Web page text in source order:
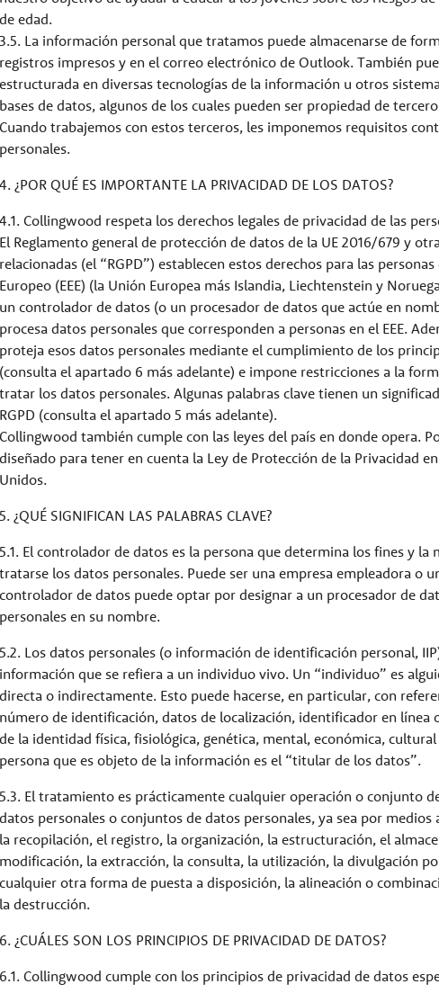
de edad.
3.5. La información personal que tratamos puede almacenarse de
registros impresos y en el correo electrónico de Outlook. También
estructurada en diversas tecnologías de la información u otros
bases de datos, algunos de los cuales pueden ser propiedad de
Cuando trabajemos con estos terceros, les imponemos requisitos
personales.
4. ¿POR QUÉ ES IMPORTANTE LA PRIVACIDAD DE LOS DATOS?
4.1. Collingwood respeta los derechos legales de privacidad de las
El Reglamento general de protección de datos de la UE 2016/679 y
relacionadas (el “RGPD”) establecen estos derechos para las
Europeo (EEE) (la Unión Europea más Islandia, Liechtenstein y
un controlador de datos (o un procesador de datos que actúe en
procesa datos personales que corresponden a personas en el EEE.
proteja esos datos personales mediante el cumplimiento de los
(consulta el apartado 6 más adelante) e impone restricciones a la
tratar los datos personales. Algunas palabras clave tienen un
RGPD (consulta el apartado 5 más adelante).
Collingwood también cumple con las leyes del país en donde opera.
diseñado para tener en cuenta la Ley de Protección de la Privacidad
Unidos.
5. ¿QUÉ SIGNIFICAN LAS PALABRAS CLAVE?
5.1. El controlador de datos es la persona que determina los fines y la
tratarse los datos personales. Puede ser una empresa empleadora o
controlador de datos puede optar por designar a un procesador de
personales en su nombre.
5.2. Los datos personales (o información de identificación personal,
información que se refiera a un individuo vivo. Un “individuo” es
directa o indirectamente. Esto puede hacerse, en particular, con
número de identificación, datos de localización, identificador en línea
de la identidad física, fisiológica, genética, mental, económica,
persona que es objeto de la información es el “titular de los datos”.
5.3. El tratamiento es prácticamente cualquier operación o conjunto
datos personales o conjuntos de datos personales, ya sea por
la recopilación, el registro, la organización, la estructuración, el
modificación, la extracción, la consulta, la utilización, la divulgación
cualquier otra forma de puesta a disposición, la alineación o
la destrucción.
6. ¿CUÁLES SON LOS PRINCIPIOS DE PRIVACIDAD DE DATOS?
6.1. Collingwood cumple con los principios de privacidad de datos